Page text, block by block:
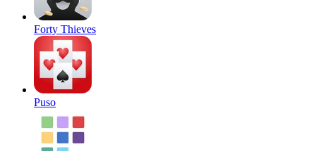
Forty Thieves
Puso